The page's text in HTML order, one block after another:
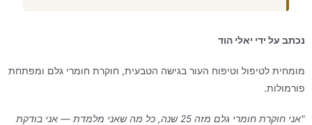
נכתב על ידי יאלי הוד
מומחית לטיפול וטיפוח העור בגישה הטבעית, חוקרת חומרי גלם ומפתחת
פורמולות.
"אני חוקרת חומרי גלם מזה 25 שנה, כל מה שאני מלמדת — אני בודקת